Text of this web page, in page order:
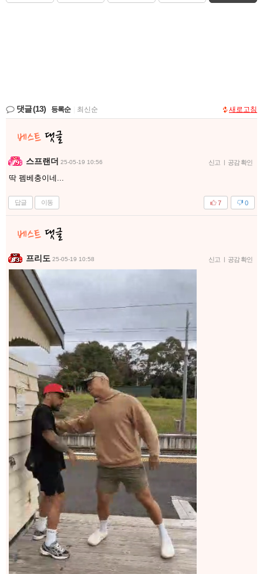
댓글(13) 등록순 최신순 새로고침
스프랜더 25-05-19 10:56 신고 공감 확인
딱 펨베충이네...
답글 이동 0
7
프리도 25-05-19 10:58 신고 공감 확인